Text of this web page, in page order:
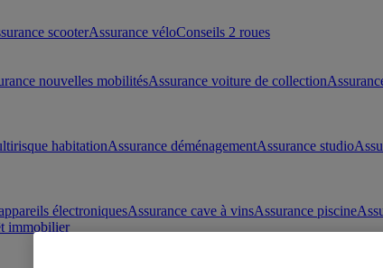
scooterAssurance véloConseils 2 roues
nouvelles mobilitésAssurance voiture de collection
habitationAssurance déménagementAssurance studio
électroniquesAssurance cave à vinsAssurance piscine